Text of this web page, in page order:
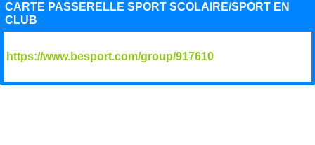
CARTE PASSERELLE SPORT SCOLAIRE/SPORT EN
CLUB
https://www.besport.com/group/917610